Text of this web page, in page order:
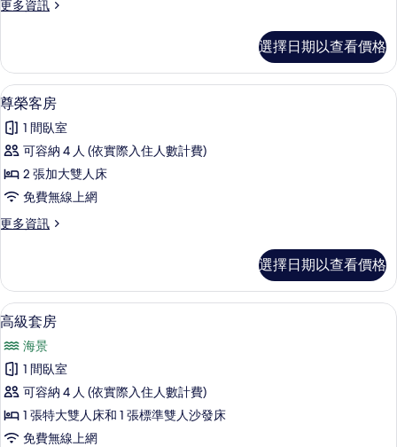
的
有
相
片
更多資訊
更
客
房
的
詳
情
選擇日期以查看價格
顯
示
尊
榮
客
的
有
相
片
7
尊榮客房
1 間臥室
可容納 4 人 (依實際入住人數計費)
2 張加大雙人床
免費無線上網
更多資訊
更
客
房
的
情
選擇日期以查看價格
顯
高
級
套
房
高級套房 | 高級寢具、舒適加層、客
7
高級套房
海景
1 間臥室
可容納 4 人 (依實際入住人數計費)
1 張特大雙人床和 1 張標準雙人沙發床
免費無線上網